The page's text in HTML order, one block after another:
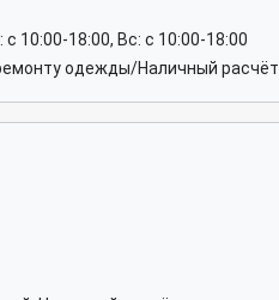
10:00-18:00, Вс: c 10:00-18:00
одежды/Наличный расчёт